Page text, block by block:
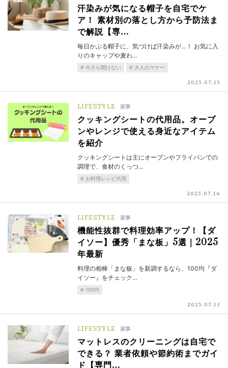
汗染みが気になる帽子を自宅でケ
ア！ 素材別の落とし方から予防法ま
で解説【専…
毎日かぶる帽子に、気づけば汗染みが…！ お気に入
りのキャップや麦わ…
今さら聞けない 大人のマナー
2025.07.15
LIFESTYLE 家事
クッキングシートの代用品。オーブ
ンやレンジで使える身近なアイテム
を紹介
クッキングシートは主にオーブンやフライパンでの
調理で、食材のくっつ…
お料理レシピ代用
2025.07.14
LIFESTYLE 家事
機能性抜群で料理効率アップ！【ダ
イソー】優秀「まな板」5選｜2025
年最新
料理の相棒「まな板」を新調するなら、100均『ダ
イソー』をチェック…
100均
2025.07.13
LIFESTYLE 家事
マットレスのクリーニングは自宅で
できる？ 業者依頼や節約術までガイ
ド【専門…